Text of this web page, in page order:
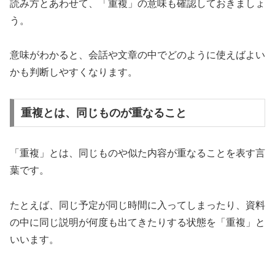
読み方とあわせて、「重複」の意味も確認しておきましょ
う。
意味がわかると、会話や文章の中でどのように使えばよい
かも判断しやすくなります。
重複とは、同じものが重なること
「重複」とは、同じものや似た内容が重なることを表す言
葉です。
たとえば、同じ予定が同じ時間に入ってしまったり、資料
の中に同じ説明が何度も出てきたりする状態を「重複」と
いいます。